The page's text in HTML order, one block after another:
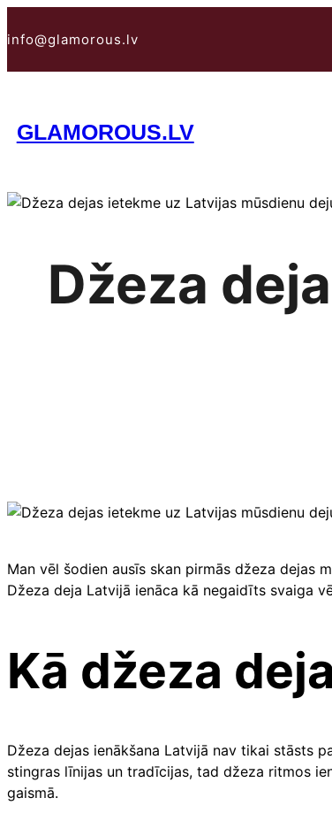
uz
info@glamorous.lv
GLAMOROUS.LV
Džeza
Man vēl šodien ausīs skan pirmās džeza dejas
Džeza deja Latvijā ienāca kā negaidīts svaiga
Kā džeza
Džeza dejas ienākšana Latvijā nav tikai stāsts
stingras līnijas un tradīcijas, tad džeza ritmos
gaismā.